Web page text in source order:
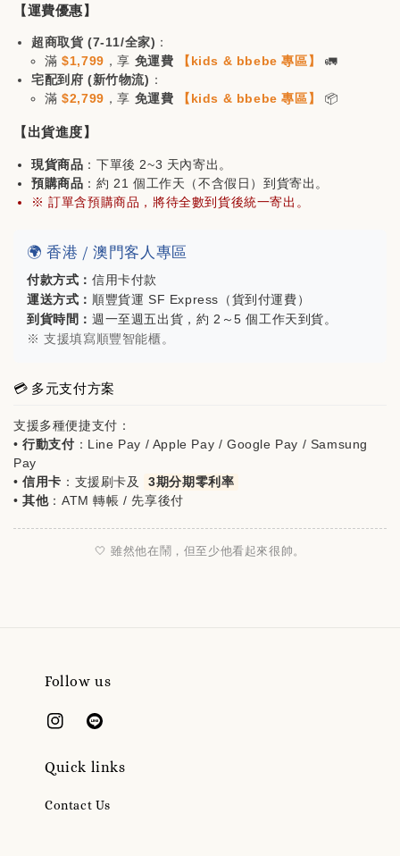
【運費優惠】
超商取貨 (7-11/全家) ：
滿$1,799 ，享 免運費 【kids & bbebe 專區】
🚛
宅配到府 (新竹物流) ：
滿$2,799 ，享 免運費 【kids & bbebe 專區】 📦
【出貨進度】
現貨商品 ：下單後 2~3 天內寄出。
預購商品 ：約 21 個工作天（不含假日）到貨寄出。
※ 訂單含預購商品，將待全數到貨後統一寄出。
🌍 香港 / 澳門客人專區
付款方式： 信用卡付款
運送方式： 順豐貨運 SF Express（貨到付運費）
到貨時間： 週一至週五出貨，約 2～5 個工作天到貨。
※ 支援填寫順豐智能櫃。
💳 多元支付方案
支援多種便捷支付：
•行動支付 ：Line Pay / Apple Pay / Google Pay / Samsung
Pay
•信用卡 ：支援刷卡及
3期分期零利率
•其他：ATM 轉帳 / 先享後付
🤍 雖然他在鬧，但至少他看起來很帥。
Follow us
Quick links
Contact Us